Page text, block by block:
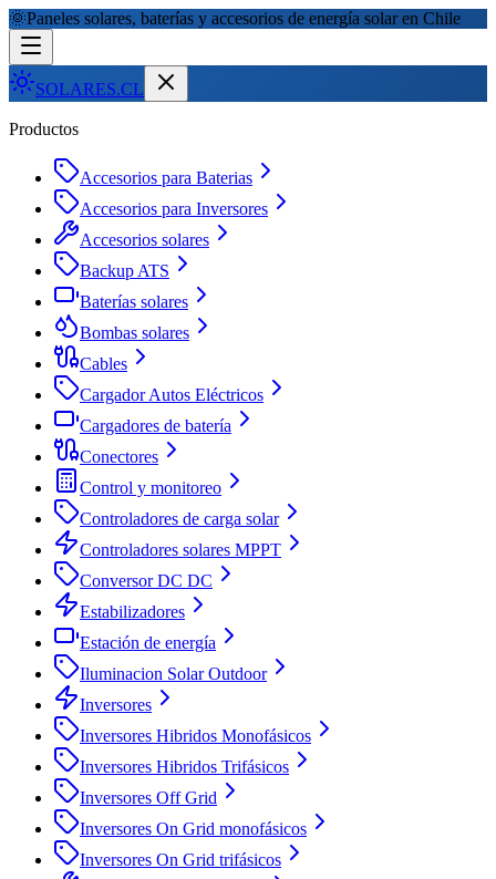
🌞Paneles solares, baterías y accesorios de energía solar en Chile
SOLARES.CL
Productos
Accesorios para Baterias
Accesorios para Inversores
Accesorios solares
Backup ATS
Baterías solares
Bombas solares
Cables
Cargador Autos Eléctricos
Cargadores de batería
Conectores
Control y monitoreo
Controladores de carga solar
Controladores solares MPPT
Conversor DC DC
Estabilizadores
Estación de energía
Iluminacion Solar Outdoor
Inversores
Inversores Hibridos Monofásicos
Inversores Hibridos Trifásicos
Inversores Off Grid
Inversores On Grid monofásicos
Inversores On Grid trifásicos